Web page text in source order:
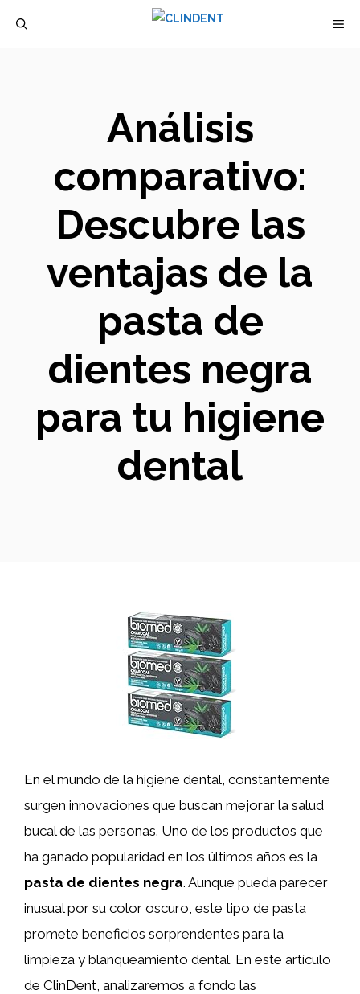
Análisis
comparativo:
Descubre las
ventajas de la
pasta de
dientes negra
para tu higiene
dental
En el mundo de la higiene dental, constantemente
surgen innovaciones que buscan mejorar la salud
bucal de las personas. Uno de los productos que
ha ganado popularidad en los últimos años es la
pasta de dientes negra. Aunque pueda parecer
inusual por su color oscuro, este tipo de pasta
promete beneficios sorprendentes para la
limpieza y blanqueamiento dental. En este artículo
de ClinDent, analizaremos a fondo las